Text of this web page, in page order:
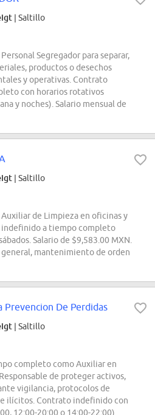
| Saltillo
Segregador para separar,
productos o desechos
y operativas. Contrato
con horarios rotativos
y noches). Salario mensual de
| Saltillo
de Limpieza en oficinas y
indefinido a tiempo completo
Salario de $9,583.00 MXN.
mantenimiento de orden
Prevencion De Perdidas
| Saltillo
completo como Auxiliar en
de proteger activos,
vigilancia, protocolos de
ilícitos. Contrato indefinido con
12:00-20:00 o 14:00-22:00)